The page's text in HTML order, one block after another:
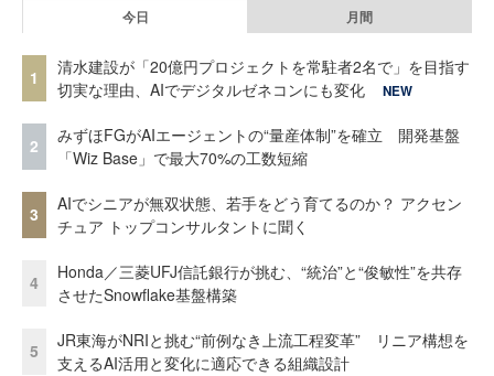
今日 月間
1
清水建設が「20億円プロジェクトを常駐者2名で」を目指す
切実な理由、AIでデジタルゼネコンにも変化
NEW
2
みずほFGがAIエージェントの“量産体制”を確立 開発基盤
「Wiz Base」で最大70%の工数短縮
3
AIでシニアが無双状態、若手をどう育てるのか？ アクセン
チュア トップコンサルタントに聞く
4
Honda／三菱UFJ信託銀行が挑む、“統治”と“俊敏性”を共存
させたSnowflake基盤構築
5
JR東海がNRIと挑む“前例なき上流工程変革” リニア構想を
支えるAI活用と変化に適応できる組織設計